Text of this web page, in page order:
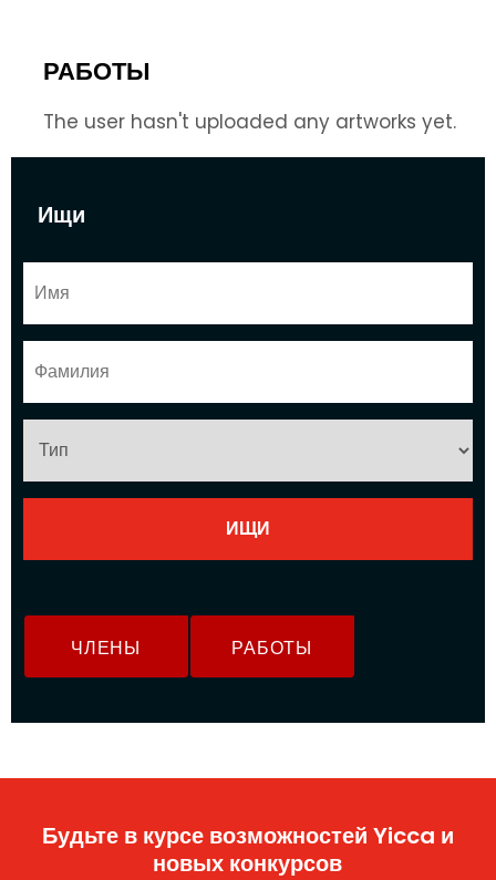
Ищи
ЧЛЕНЫ РАБОТЫ
РАБОТЫ
The user hasn't uploaded any artworks yet.
Будьте в курсе возможностей Yicca и
новых конкурсов